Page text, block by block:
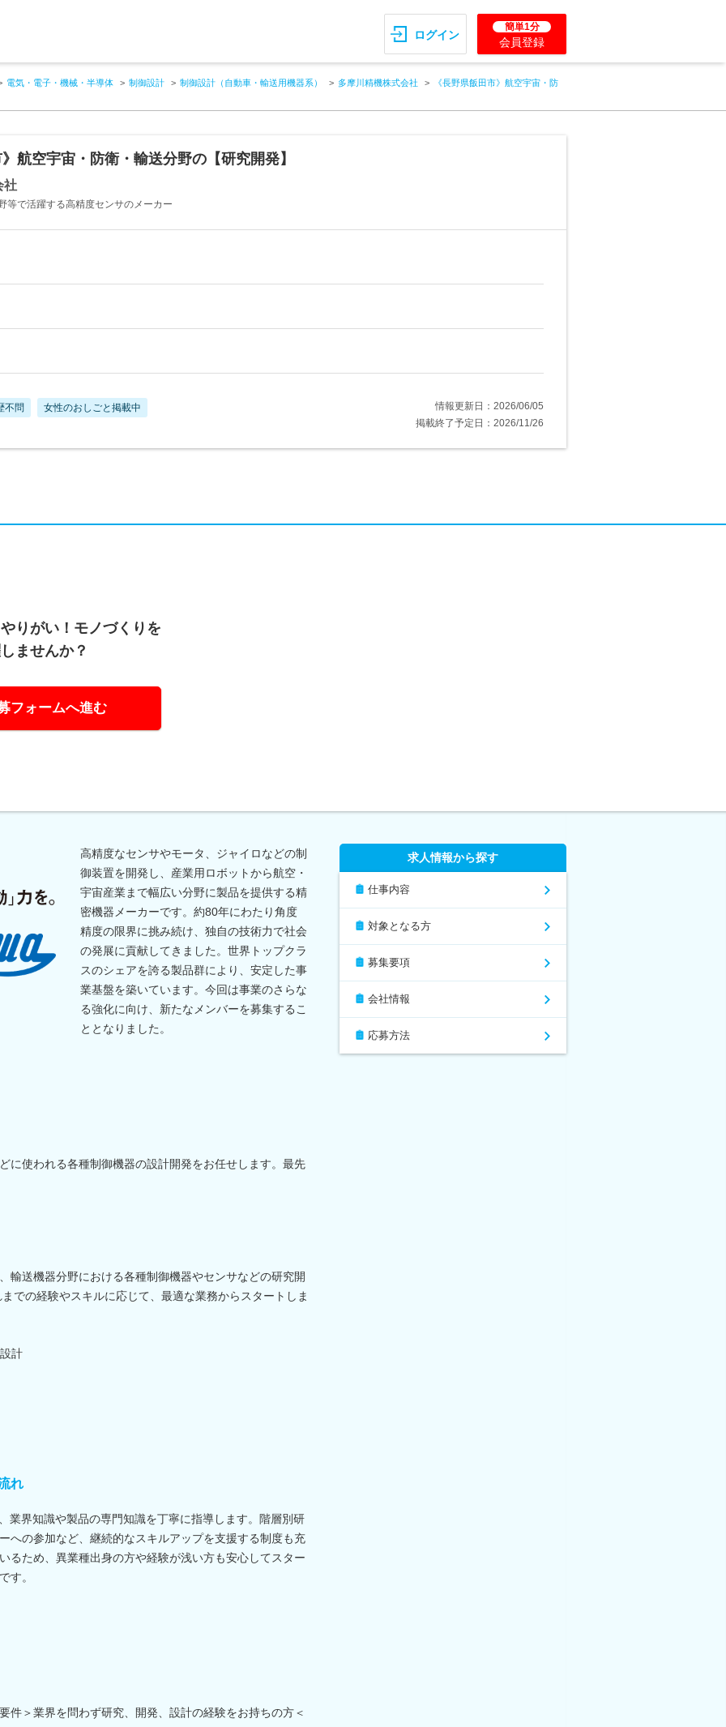
ログイン
簡単1分
会員登録
電気・電子・機械・半導体 制御設計 制御設計（自動車・輸送用機器系） 多摩川精機株式会社 《長野県飯田市》航空宇宙・防
航空宇宙・防衛・輸送分野の【研究開発】
社
等で活躍する高精度センサのメーカー
不問 女性のおしごと掲載中
情報更新日：2026/06/05
掲載終了予定日：2026/11/26
りがい！モノづくりを
ませんか？
フォームへ進む
高精度なセンサやモータ、ジャイロなどの制
御装置を開発し、産業用ロボットから航空・
宇宙産業まで幅広い分野に製品を提供する精
密機器メーカーです。約80年にわたり角度
精度の限界に挑み続け、独自の技術力で社会
の発展に貢献してきました。世界トップクラ
スのシェアを誇る製品群により、安定した事
業基盤を築いています。今回は事業のさらな
る強化に向け、新たなメンバーを募集するこ
ととなりました。
に使われる各種制御機器の設計開発をお任せします。最先
輸送機器分野における各種制御機器やセンサなどの研究開
での経験やスキルに応じて、最適な業務からスタートしま
計
れ
業界知識や製品の専門知識を丁寧に指導します。階層別研
への参加など、継続的なスキルアップを支援する制度も充
るため、異業種出身の方や経験が浅い方も安心してスター
す。
件＞業界を問わず研究、開発、設計の経験をお持ちの方＜
求人情報から探す
仕事内容
対象となる方
募集要項
会社情報
応募方法